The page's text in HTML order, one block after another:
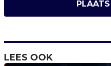
LEES OOK